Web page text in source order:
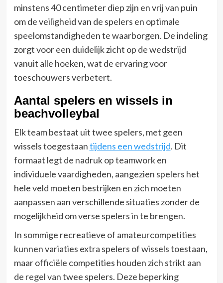
minstens 40 centimeter diep zijn en vrij van puin
om de veiligheid van de spelers en optimale
speelomstandigheden te waarborgen. De indeling
zorgt voor een duidelijk zicht op de wedstrijd
vanuit alle hoeken, wat de ervaring voor
toeschouwers verbetert.
Aantal spelers en wissels in
beachvolleybal
Elk team bestaat uit twee spelers, met geen
wissels toegestaantijdens een wedstrijd. Dit
formaat legt de nadruk op teamwork en
individuele vaardigheden, aangezien spelers het
hele veld moeten bestrijken en zich moeten
aanpassen aan verschillende situaties zonder de
mogelijkheid om verse spelers in te brengen.
In sommige recreatieve of amateurcompetities
kunnen variaties extra spelers of wissels toestaan,
maar officiële competities houden zich strikt aan
de regel van twee spelers. Deze beperking